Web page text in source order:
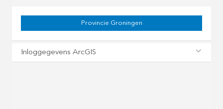
Provincie Groningen
Inloggegevens ArcGIS